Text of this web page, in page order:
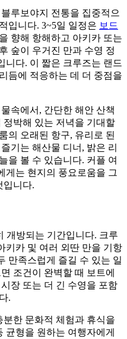
루보야지 전통을 집중적으
입니다. 3~5일 일정은 보드
향해 항해하고 아키카 또는
숲이 우거진 만과 수영 정
니다. 이 짧은 크루즈는 랜드
듬에 적응하는 데 더 중점을
속에서, 간단한 해안 산책
박해 있는 저녁을 기대할
의 오래된 항구, 유리로 된
기는 해산물 디너, 밝은 리
을 볼 수 있습니다. 커플 여
게는 현지의 풍요로움을 그
입니다.
개방되는 기간입니다. 크루
키카 및 여러 외딴 만을 기항
만족스럽게 즐길 수 있는 일
조건이 완벽할 때 보트에
장 또는 더 긴 수영을 포함
.
한 문화적 체험과 휴식을
균형을 원하는 여행자에게